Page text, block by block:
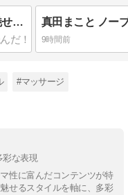
伊織もえ ノーブラ＆ショーパンで魅せる極上のチラリズム
9時間前
#マッサージ
彩な表現
性に富んだコンテンツが特
せるスタイルを軸に、多彩